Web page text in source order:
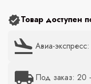
Товар доступен
Авиа-
Под заказ: 20